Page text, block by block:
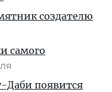
создателю
самого
Даби появится